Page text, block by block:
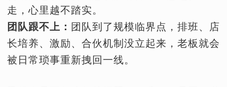
走，心里越不踏实。
团队跟不上： 团队到了规模临界点，排班、店
长培养、激励、合伙机制没立起来，老板就会
被日常琐事重新拽回一线。